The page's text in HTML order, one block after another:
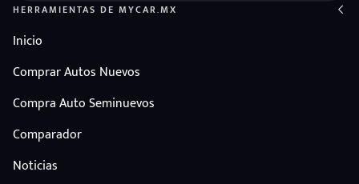
HERRAMIENTAS DE MYCAR.MX
Inicio
Comprar Autos Nuevos
Compra Auto Seminuevos
Comparador
Noticias